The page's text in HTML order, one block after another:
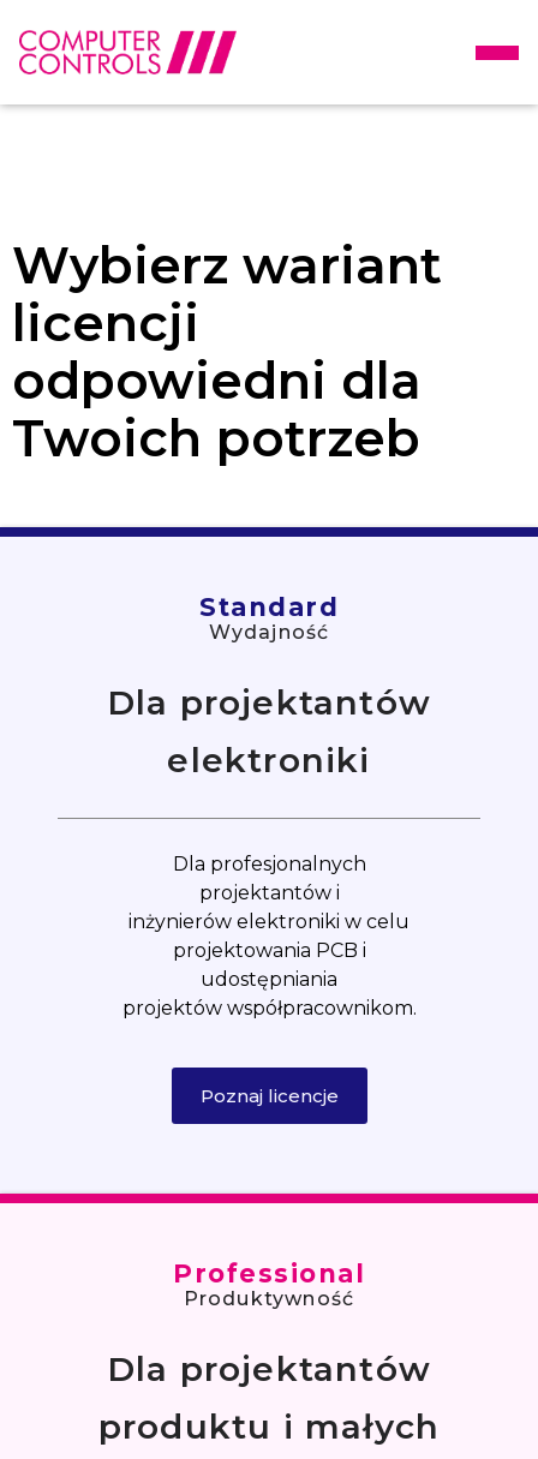
Wybierz wariant
licencji
odpowiedni dla
Twoich potrzeb
Standard
Wydajność
Dla projektantów
elektroniki
Dla profesjonalnych
projektantów i
inżynierów elektroniki w celu
projektowania PCB i
udostępniania
projektów współpracownikom.
Poznaj licencje
Professional
Produktywność
Dla projektantów
produktu i małych